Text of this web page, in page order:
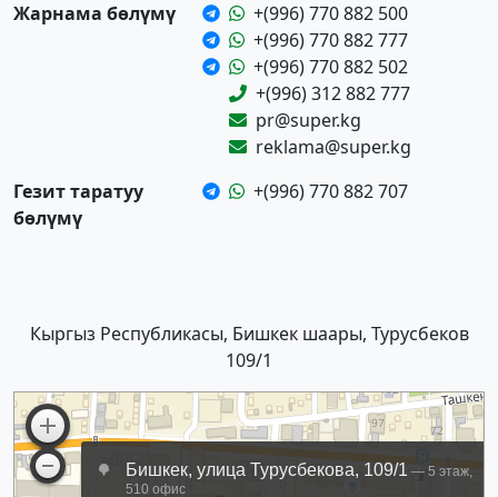
Жарнама бөлүмү
+(996) 770 882 500
+(996) 770 882 777
+(996) 770 882 502
+(996) 312 882 777
pr@super.kg
reklama@super.kg
Гезит таратуу
бөлүмү
+(996) 770 882 707
Кыргыз Республикасы, Бишкек шаары, Турусбеков
109/1